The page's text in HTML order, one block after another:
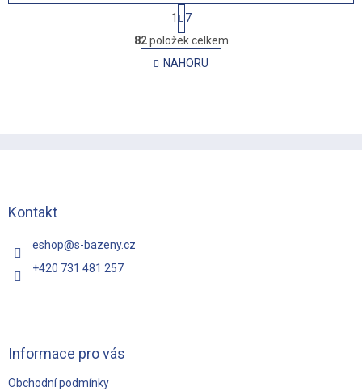
O
v
l
á
S
t
r
á
n
k
1
7
82položek celkem
NAHORU
Kontakt
eshop@s-bazeny.cz
+420 731 481 257
Informace pro vás
Obchodní podmínky